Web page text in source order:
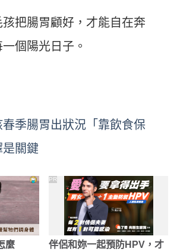
把腸胃顧好，才能自在奔
個陽光日子。
春季腸胃出狀況「靠飲食保
關鍵
麼
伴侶和妳一起預防HPV，才
PR